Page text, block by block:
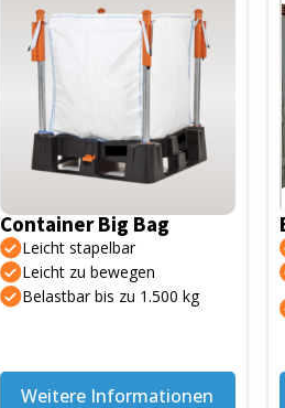
Container Big Bag
Leicht stapelbar
Leicht zu bewegen
Belastbar bis zu 1.500 kg
Weitere Informationen